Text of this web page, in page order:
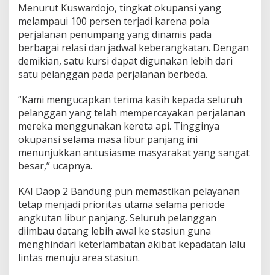
Menurut Kuswardojo, tingkat okupansi yang
melampaui 100 persen terjadi karena pola
perjalanan penumpang yang dinamis pada
berbagai relasi dan jadwal keberangkatan. Dengan
demikian, satu kursi dapat digunakan lebih dari
satu pelanggan pada perjalanan berbeda.
“Kami mengucapkan terima kasih kepada seluruh
pelanggan yang telah mempercayakan perjalanan
mereka menggunakan kereta api. Tingginya
okupansi selama masa libur panjang ini
menunjukkan antusiasme masyarakat yang sangat
besar,” ucapnya.
KAI Daop 2 Bandung pun memastikan pelayanan
tetap menjadi prioritas utama selama periode
angkutan libur panjang. Seluruh pelanggan
diimbau datang lebih awal ke stasiun guna
menghindari keterlambatan akibat kepadatan lalu
lintas menuju area stasiun.